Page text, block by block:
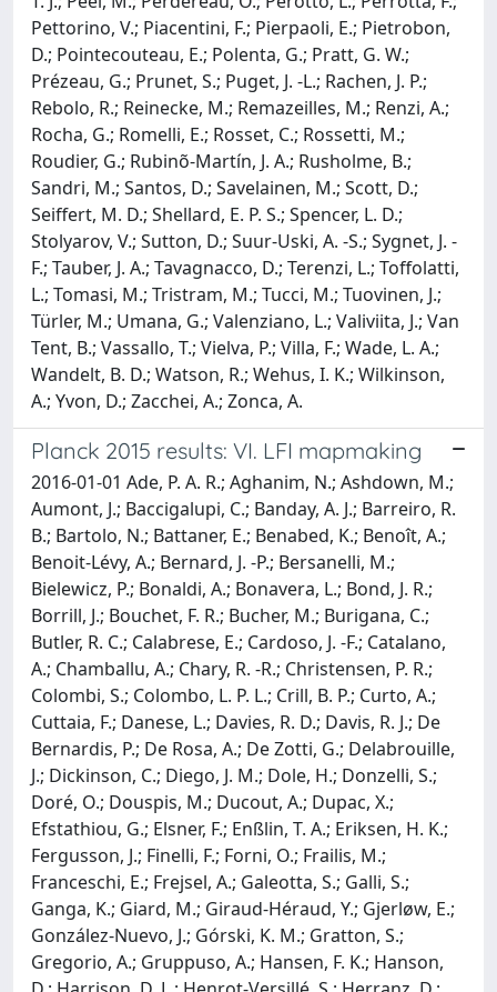
Pettorino, V.; Piacentini, F.; Pierpaoli, E.; Pietrobon,
D.; Pointecouteau, E.; Polenta, G.; Pratt, G. W.;
Prézeau, G.; Prunet, S.; Puget, J. -L.; Rachen, J. P.;
Rebolo, R.; Reinecke, M.; Remazeilles, M.; Renzi, A.;
Rocha, G.; Romelli, E.; Rosset, C.; Rossetti, M.;
Roudier, G.; Rubinõ-Martín, J. A.; Rusholme, B.;
Sandri, M.; Santos, D.; Savelainen, M.; Scott, D.;
Seiffert, M. D.; Shellard, E. P. S.; Spencer, L. D.;
Stolyarov, V.; Sutton, D.; Suur-Uski, A. -S.; Sygnet, J. -
F.; Tauber, J. A.; Tavagnacco, D.; Terenzi, L.; Toffolatti,
L.; Tomasi, M.; Tristram, M.; Tucci, M.; Tuovinen, J.;
Türler, M.; Umana, G.; Valenziano, L.; Valiviita, J.; Van
Tent, B.; Vassallo, T.; Vielva, P.; Villa, F.; Wade, L. A.;
Wandelt, B. D.; Watson, R.; Wehus, I. K.; Wilkinson,
A.; Yvon, D.; Zacchei, A.; Zonca, A.
Planck 2015 results: VI. LFI mapmaking
2016-01-01 Ade, P. A. R.; Aghanim, N.; Ashdown, M.;
Aumont, J.; Baccigalupi, C.; Banday, A. J.; Barreiro, R.
B.; Bartolo, N.; Battaner, E.; Benabed, K.; Benoît, A.;
Benoit-Lévy, A.; Bernard, J. -P.; Bersanelli, M.;
Bielewicz, P.; Bonaldi, A.; Bonavera, L.; Bond, J. R.;
Borrill, J.; Bouchet, F. R.; Bucher, M.; Burigana, C.;
Butler, R. C.; Calabrese, E.; Cardoso, J. -F.; Catalano,
A.; Chamballu, A.; Chary, R. -R.; Christensen, P. R.;
Colombi, S.; Colombo, L. P. L.; Crill, B. P.; Curto, A.;
Cuttaia, F.; Danese, L.; Davies, R. D.; Davis, R. J.; De
Bernardis, P.; De Rosa, A.; De Zotti, G.; Delabrouille,
J.; Dickinson, C.; Diego, J. M.; Dole, H.; Donzelli, S.;
Doré, O.; Douspis, M.; Ducout, A.; Dupac, X.;
Efstathiou, G.; Elsner, F.; Enßlin, T. A.; Eriksen, H. K.;
Fergusson, J.; Finelli, F.; Forni, O.; Frailis, M.;
Franceschi, E.; Frejsel, A.; Galeotta, S.; Galli, S.;
Ganga, K.; Giard, M.; Giraud-Héraud, Y.; Gjerløw, E.;
González-Nuevo, J.; Górski, K. M.; Gratton, S.;
Gregorio, A.; Gruppuso, A.; Hansen, F. K.; Hanson,